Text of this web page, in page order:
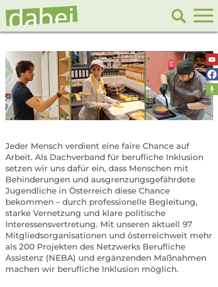
Jeder Mensch verdient eine faire Chance auf
Arbeit. Als Dachverband für berufliche Inklusion
setzen wir uns dafür ein, dass Menschen mit
Behinderungen und ausgrenzungsgefährdete
Jugendliche in Österreich diese Chance
bekommen – durch professionelle Begleitung,
starke Vernetzung und klare politische
Interessensvertretung. Mit unseren aktuell 97
Mitgliedsorganisationen und österreichweit mehr
als 200 Projekten des Netzwerks Berufliche
Assistenz (NEBA) und ergänzenden Maßnahmen
machen wir berufliche Inklusion möglich.